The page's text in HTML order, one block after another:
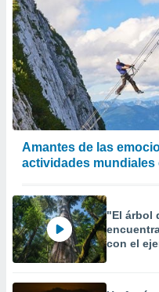
Amantes de las
actividades
"El árbol
con el